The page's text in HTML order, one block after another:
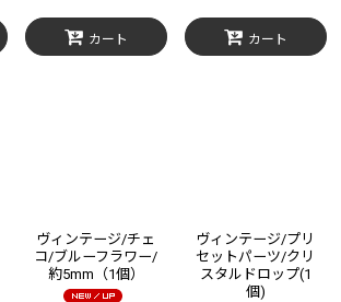
カート カート
ヴィンテージ/チェ
コ/ブルーフラワー/
約5mm（1個）
ヴィンテージ/プリ
セットパーツ/クリ
スタルドロップ(1
個)